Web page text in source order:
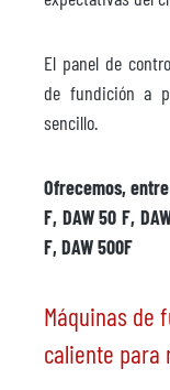
El panel de
de fundición a
sencillo.
Ofrecemos,
F, DAW 50 F,
F, DAW 500F
Máquinas de
caliente para